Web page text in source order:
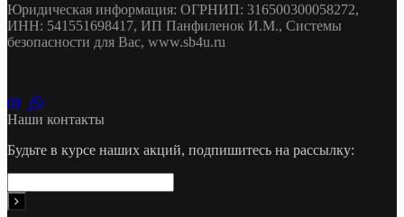
Юридическая информация: ОГРНИП: 316500300058272,
ИНН: 541551698417, ИП Панфиленок И.М., Системы
безопасности для Вас, www.sb4u.ru
Наши контакты
Будьте в курсе наших акций, подпишитесь на рассылку: